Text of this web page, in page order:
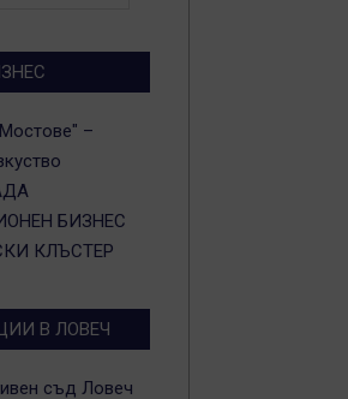
–
БИЗНЕС
КЛЪСТЕР
В ЛОВЕЧ
съд Ловеч